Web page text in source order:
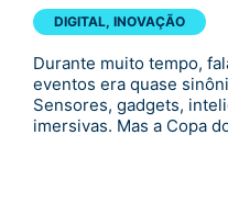
DIGITAL, INOVAÇÃO
Durante muito tempo,
eventos era quase
Sensores, gadgets,
imersivas. Mas a Copa